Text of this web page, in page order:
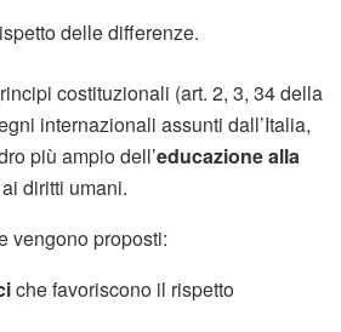
delle differenze.
costituzionali (art. 2, 3, 34 della
internazionali assunti dall’Italia,
più ampio dell’educazione alla
diritti umani.
vengono proposti:
che favoriscono il rispetto